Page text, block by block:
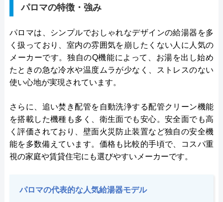
パロマの特徴・強み
パロマは、シンプルでおしゃれなデザインの給湯器を多
く扱っており、室内の雰囲気を崩したくない人に人気の
メーカーです。独自のQ機能によって、お湯を出し始め
たときの急な冷水や温度ムラが少なく、ストレスのない
使い心地が実現されています。
さらに、追い焚き配管を自動洗浄する配管クリーン機能
を搭載した機種も多く、衛生面でも安心。安全面でも高
く評価されており、壁面火災防止装置など独自の安全機
能を多数備えています。価格も比較的手頃で、コスパ重
視の家庭や賃貸住宅にも選びやすいメーカーです。
パロマの代表的な人気給湯器モデル